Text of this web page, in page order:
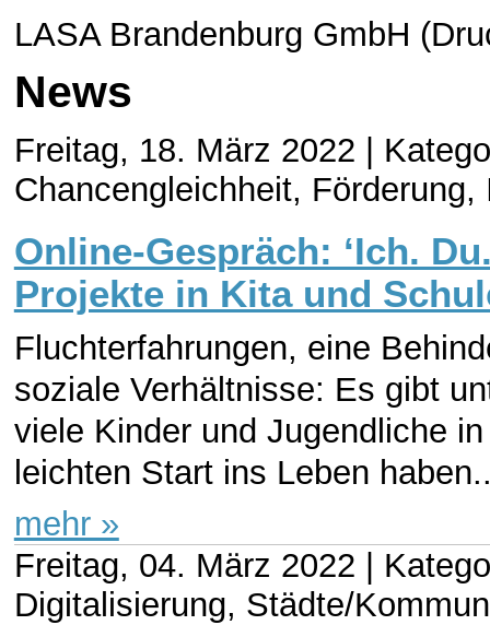
LASA Brandenburg GmbH
News
Freitag, 18. März 2022 |
Chancengleichheit,
Online-Gespräch: ‘Ich.
Projekte in Kita und
Fluchterfahrungen, eine
soziale Verhältnisse: Es gibt
viele Kinder und Jugendliche
leichten Start ins Leben
mehr »
Freitag, 04. März 2022 |
Digitalisierung, Städte/